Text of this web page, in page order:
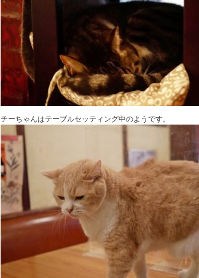
チーちゃんはテーブルセッティング中のようです。